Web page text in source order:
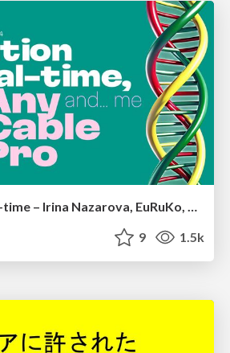
Evolution of real-time – Irina Nazarova, EuRuKo, 2024
9 1.5k